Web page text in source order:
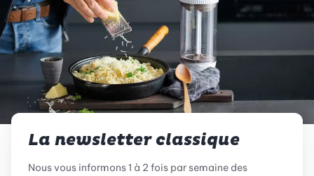
La newsletter classique
Nous vous informons 1 à 2 fois par semaine des